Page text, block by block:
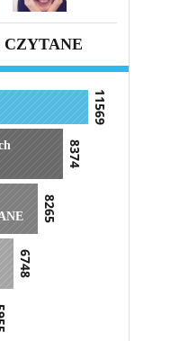
CZYTANE
11569
8374
8265
6748